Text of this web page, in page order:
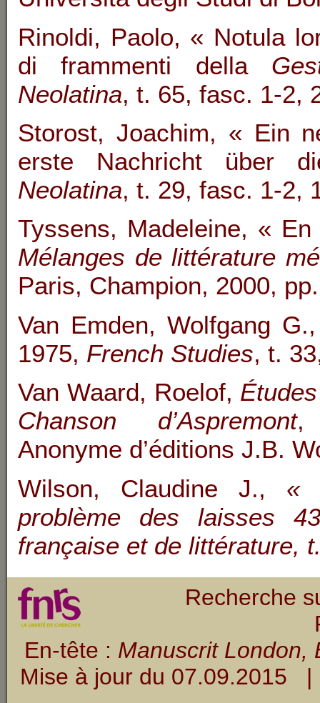
Rinoldi, Paolo, « Notula
di frammenti della
Neolatina, t. 65, fasc. 1-2,
Storost, Joachim, « Ein
erste Nachricht über
Neolatina, t. 29, fasc. 1-2,
Tyssens, Madeleine, «
Mélanges de littérature
Paris, Champion, 2000,
Van Emden, Wolfgang
1975, French Studies, t.
Van Waard, Roelof,
Chanson d’Aspremont,
Anonyme d’éditions J.B.
Wilson, Claudine J., «
problème des laisses
française et de littérature,
Recherche
En-tête : Manuscrit London,
Mise à jour du 07.09.2015 |